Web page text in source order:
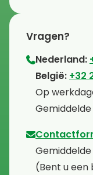
Vragen?
Nederland:
⁠België: +32
⁠⁠Op
⁠Gemiddelde
⁠(Bent u